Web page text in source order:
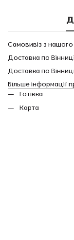
Самовивіз з
Доставка по
Доставка по
Більше інформації
Готівка
Карта